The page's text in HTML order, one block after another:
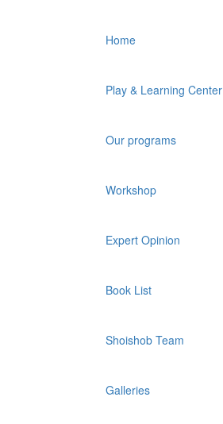
Home
Play & Learning Center
Our programs
Workshop
Expert Opinion
Book List
Shoishob Team
Galleries